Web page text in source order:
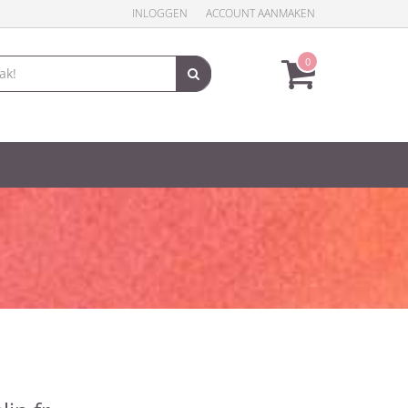
INLOGGEN ACCOUNT AANMAKEN
0